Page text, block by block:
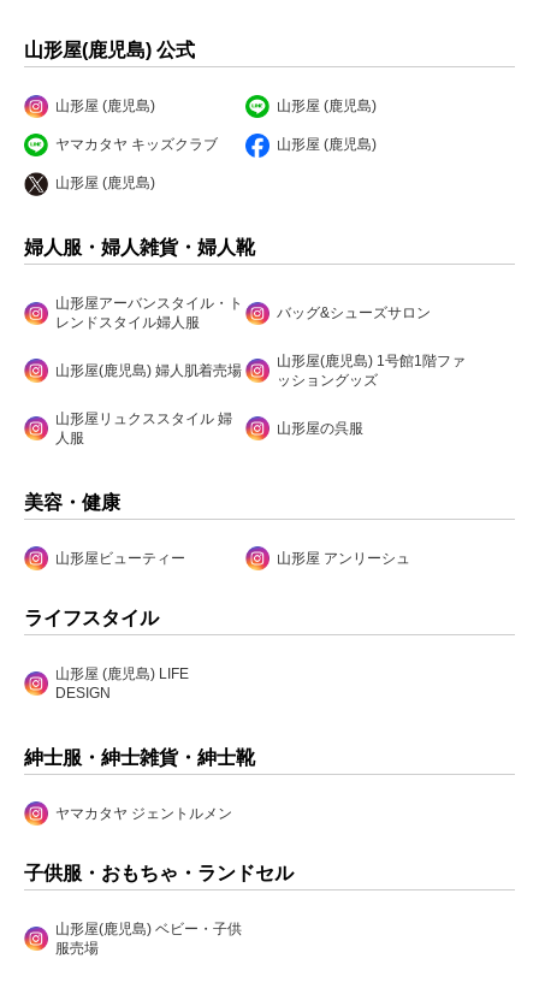
山形屋(鹿児島) 公式
山形屋 (鹿児島) 山形屋 (鹿児島)
ヤマカタヤ キッズクラブ 山形屋 (鹿児島)
山形屋 (鹿児島)
婦人服・婦人雑貨・婦人靴
山形屋アーバンスタイル・ト
レンドスタイル婦人服
バッグ&シューズサロン
山形屋(鹿児島) 婦人肌着売場
山形屋(鹿児島) 1号館1階ファ
ッショングッズ
山形屋リュクススタイル 婦
人服
山形屋の呉服
美容・健康
山形屋ビューティー 山形屋 アンリーシュ
ライフスタイル
山形屋 (鹿児島) LIFE
DESIGN
紳士服・紳士雑貨・紳士靴
ヤマカタヤ ジェントルメン
子供服・おもちゃ・ランドセル
山形屋(鹿児島) ベビー・子供
服売場